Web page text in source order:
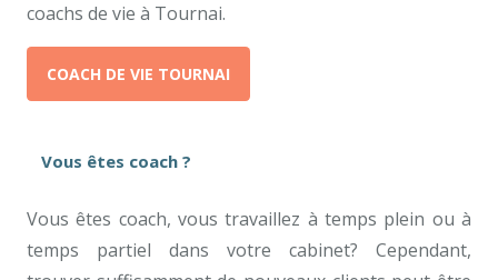
coachs de vie à Tournai.
COACH DE VIE TOURNAI
Vous êtes coach ?
Vous êtes coach, vous travaillez à temps plein ou à
temps partiel dans votre cabinet? Cependant,